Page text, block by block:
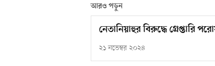
আরও পড়ুন
নেতানিয়াহুর বিরুদ্ধে গ্রেপ্তারি
২১ নভেম্বর ২০২৪